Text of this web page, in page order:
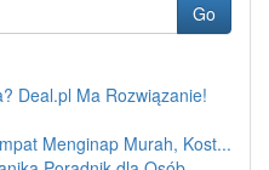
Go
Deal.pl Ma Rozwiązanie!
Menginap Murah, Kost...